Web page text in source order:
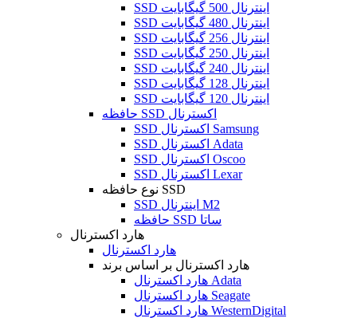
SSD اینترنال 500 گیگابایت
SSD اینترنال 480 گیگابایت
SSD اینترنال 256 گیگابایت
SSD اینترنال 250 گیگابایت
SSD اینترنال 240 گیگابایت
SSD اینترنال 128 گیگابایت
SSD اینترنال 120 گیگابایت
حافظه SSD اکسترنال
SSD اکسترنال Samsung
SSD اکسترنال Adata
SSD اکسترنال Oscoo
SSD اکسترنال Lexar
نوع حافظه SSD
SSD اینترنال M2
حافظه SSD ساتا
هارد اکسترنال
هارد اکسترنال
هارد اکسترنال بر اساس برند
هارد اکسترنال Adata
هارد اکسترنال Seagate
هارد اکسترنال WesternDigital